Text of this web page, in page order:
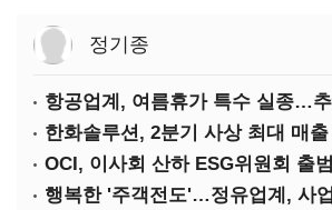
정기종
항공업계, 여름휴가 특수 실종…
한화솔루션, 2분기 사상 최대 매
OCI, 이사회 산하 ESG위원회 출범
행복한 '주객전도'…정유업계, 사